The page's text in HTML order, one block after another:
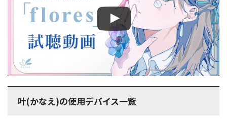
叶(かなえ)の使用デバイス一覧